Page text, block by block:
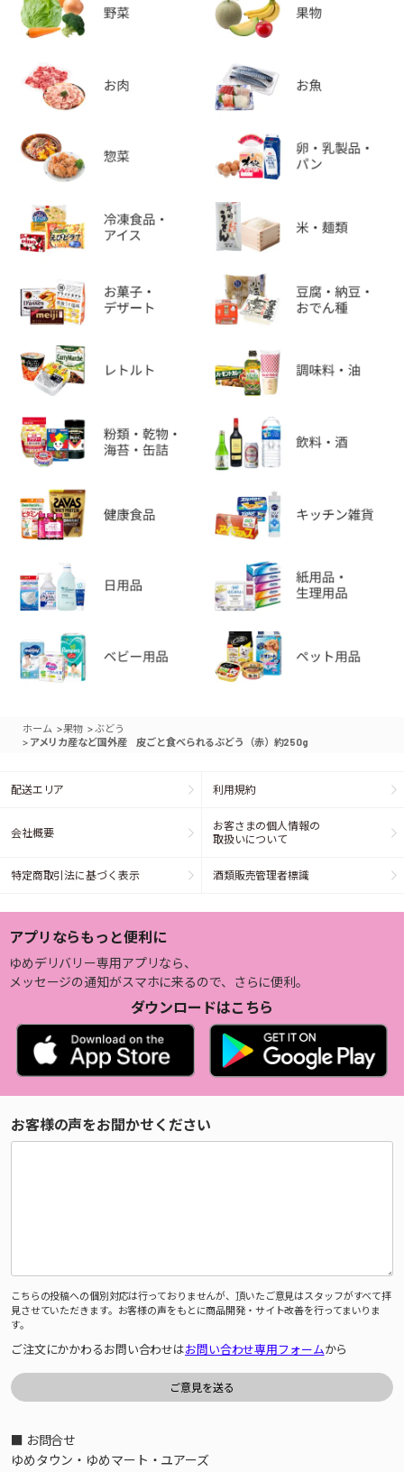
ホーム >果物 >ぶどう
> アメリカ産など国外産 皮ごと食べられるぶどう（赤）約250g
配送エリア 利用規約
会社概要
お客さまの個人情報の
取扱いについて
特定商取引法に基づく表示 酒類販売管理者標識
アプリならもっと便利に
ゆめデリバリー専用アプリなら、
メッセージの通知がスマホに来るので、さらに便利。
ダウンロードはこちら
お客様の声をお聞かせください
こちらの投稿への個別対応は行っておりませんが、頂いたご意見はスタッフがすべて拝
見させていただきます。お客様の声をもとに商品開発・サイト改善を行ってまいりま
す。
ご注文にかかわるお問い合わせはお問い合わせ専用フォームから
■ お問合せ
ゆめタウン・ゆめマート・ユアーズ